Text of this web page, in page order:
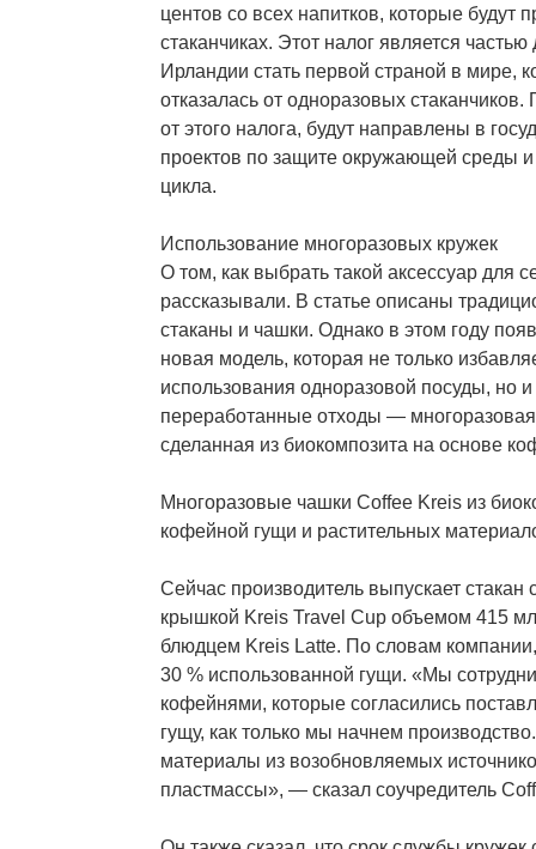
центов со всех напитков, которые будут
стаканчиках. Этот налог является
Ирландии стать первой страной в мире,
отказалась от одноразовых
от этого налога, будут направлены в
проектов по защите окружающей среды и
цикла.
Использование многоразовых кружек
О том, как выбрать такой аксессуар для
рассказывали. В статье описаны
стаканы и чашки. Однако в этом году
новая модель, которая не только
использования одноразовой посуды, но
переработанные отходы —
сделанная из биокомпозита на основе
Многоразовые чашки Coffee Kreis из
кофейной гущи и растительных
Сейчас производитель выпускает
крышкой Kreis Travel Cup объемом 415
блюдцем Kreis Latte. По словам
30 % использованной гущи. «Мы
кофейнями, которые согласились
гущу, как только мы начнем
материалы из возобновляемых
пластмассы», — сказал соучредитель